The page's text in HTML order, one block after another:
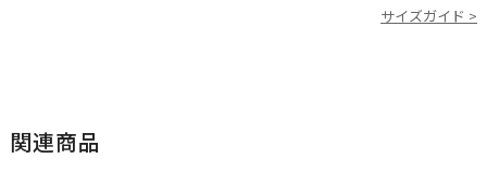
サイズガイド >
関連商品